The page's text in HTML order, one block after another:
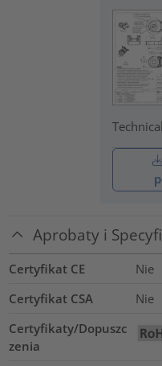
Aprobaty i
Certyfikat CE
Nie
Certyfikat CSA
Nie
Certyfikaty/Dopuszc
zenia